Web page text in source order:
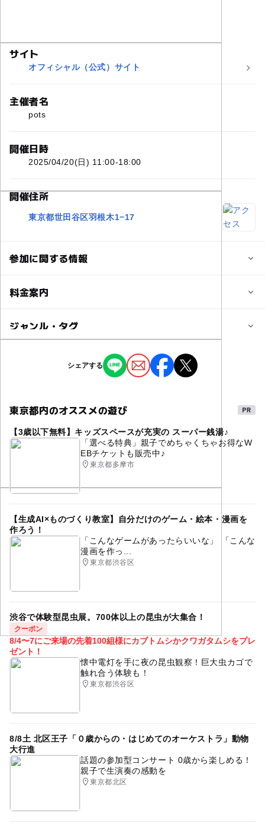
サイト
オフィシャル（公式）サイト
主催者名
pots
開催日時
2025/04/20(日) 11:00-18:00
開催住所
東京都世田谷区羽根木1−17
参加に関する情報
対象年齢
予約/応募
ご予約はInstagram（＠pots _workshop）のDMよりお願
いします
料金案内
子供の料金
3,300円
ジャンル・タグ
タグ
手ぶらOK おやこDEアート アートを楽しむ
ワークショップ
シェアする
東京都内のオススメの遊び
【3歳以下無料】キッズスペースが充実の スーパー銭湯♪
「選べる特典」親子でめちゃくちゃお得なW
EBチケットも販売中♪
東京都多摩市
【生成AI×ものづくり教室】自分だけのゲーム・絵本・漫画を
作ろう！
「こんなゲームがあったらいいな」 「こんな
漫画を作っ...
東京都渋谷区
渋谷で体験型昆虫展。700体以上の昆虫が大集合！
クーポン
8/4〜7にご来場の先着100組様にカブトムシかクワガタムシをプレ
ゼント！
懐中電灯を手に夜の昆虫観察！巨大虫カゴで
触れ合う体験も！
東京都渋谷区
8/8土 北区王子「０歳からの・はじめてのオーケストラ」動物
大行進
話題の参加型コンサート 0歳から楽しめる！
親子で生演奏の感動を
東京都北区